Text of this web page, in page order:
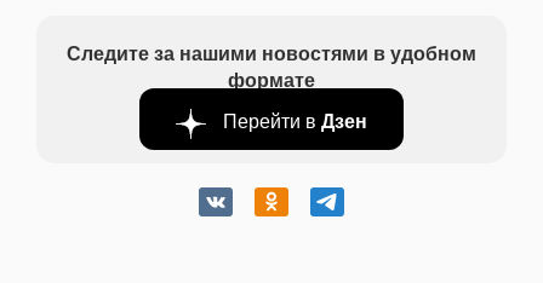
Следите за нашими новостями в удобном
формате
Перейти в Дзен